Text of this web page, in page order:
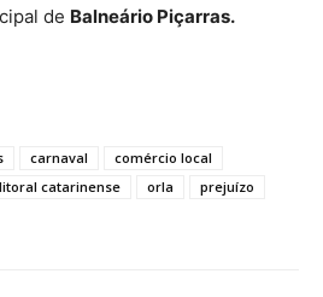
de Balneário Piçarras.
carnaval
comércio local
litoral catarinense orla
prejuízo